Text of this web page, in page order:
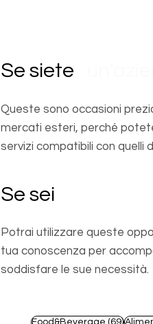
Se siete
Queste sono occasioni
mercati esteri, perché
servizi compatibili con quelli
Se sei
Potrai utilizzare queste
tua conoscenza per
soddisfare le sue necessità.
Food&Beverage (69)69